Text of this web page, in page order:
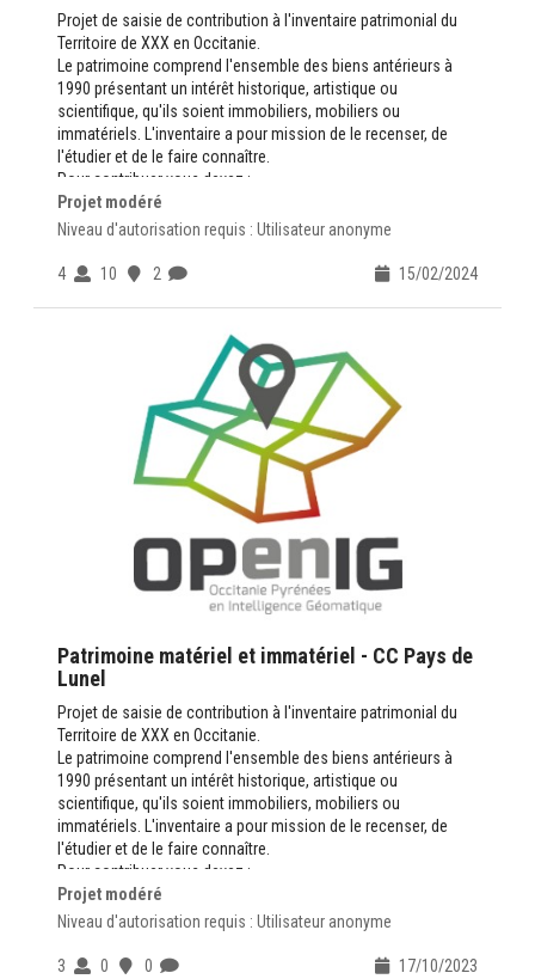
Projet de saisie de contribution à l'inventaire patrimonial du
Territoire de XXX en Occitanie.
Le patrimoine comprend l'ensemble des biens antérieurs à
1990 présentant un intérêt historique, artistique ou
scientifique, qu'ils soient immobiliers, mobiliers ou
immatériels. L'inventaire a pour mission de le recenser, de
l'étudier et de le faire connaître.
Pour contribuer vous devez :
avoir un compte sur
valider laCharte du Contributeur
Projet modéré
Niveau d'autorisation requis : Utilisateur anonyme
15/02/2024
4 10 2
Patrimoine matériel et immatériel - CC Pays de
Lunel
Projet de saisie de contribution à l'inventaire patrimonial du
Territoire de XXX en Occitanie.
Le patrimoine comprend l'ensemble des biens antérieurs à
1990 présentant un intérêt historique, artistique ou
scientifique, qu'ils soient immobiliers, mobiliers ou
immatériels. L'inventaire a pour mission de le recenser, de
l'étudier et de le faire connaître.
Pour contribuer vous devez :
avoir un compte sur
valider laCharte du Contributeur
Projet modéré
Niveau d'autorisation requis : Utilisateur anonyme
17/10/2023
3 0 0